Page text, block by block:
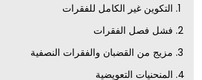
التكوين غير الكامل للفقرات
فشل فصل الفقرات
مزيج من القضبان والفقرات النصفية
المنحنيات التعويضية